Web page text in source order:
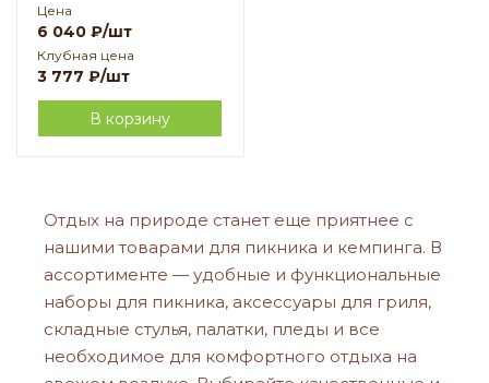
Цена
6 040 ₽/шт
Клубная цена
3 777 ₽/шт
В корзину
Отдых на природе станет еще приятнее с
нашими товарами для пикника и кемпинга. В
ассортименте — удобные и функциональные
наборы для пикника, аксессуары для гриля,
складные стулья, палатки, пледы и все
необходимое для комфортного отдыха на